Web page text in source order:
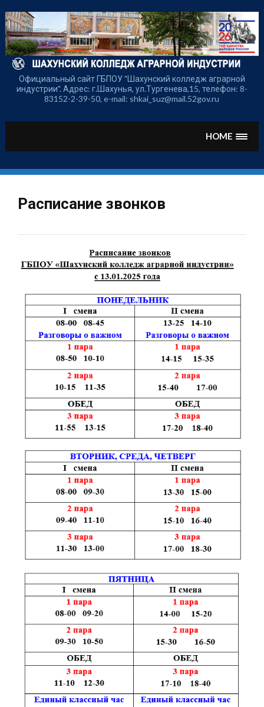
к
содержимому
Официальный сайт ГБПОУ "Шахунский колледж аграрной
индустрии". Адрес: г.Шахунья, ул.Тургенева,15, телефон: 8-
83152-2-39-50, e-mail: shkai_suz@mail.52gov.ru
HOME
Расписание звонков